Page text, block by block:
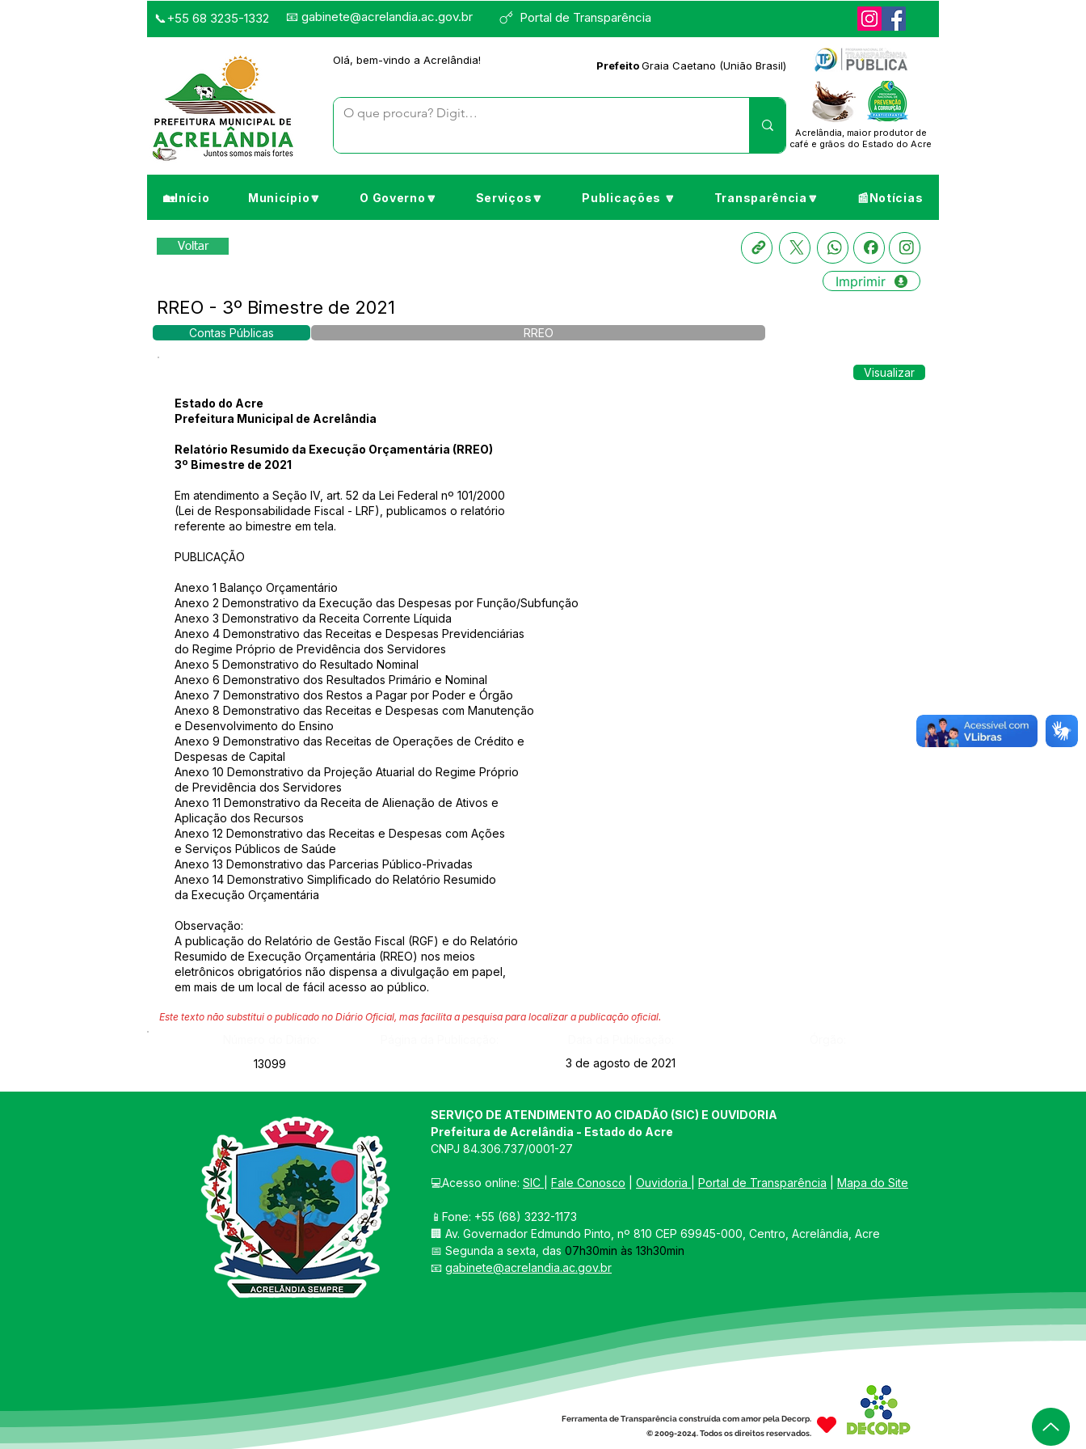
Portal de Transparência
📞+55 68 3235-1332 📧 gabinete@acrelandia.ac.gov.br
Olá, bem-vindo a Acrelândia! PrefeitoGraia Caetano (União Brasil)
Acrelândia, maior produtor de
café e grãos do Estado do Acre
🏡Início Município🔽 O Governo🔽 Serviços🔽 Publicações 🔽 Transparência🔽 📰Notícias
Voltar
Imprimir
RREO - 3º Bimestre de 2021
Contas Públicas RREO
Visualizar
Estado do Acre
Prefeitura Municipal de Acrelândia
Relatório Resumido da Execução Orçamentária (RREO)
3º Bimestre de 2021
Em atendimento a Seção IV, art. 52 da Lei Federal nº 101/2000
(Lei de Responsabilidade Fiscal - LRF), publicamos o relatório
referente ao bimestre em tela.
PUBLICAÇÃO
Anexo 1 Balanço Orçamentário
Anexo 2 Demonstrativo da Execução das Despesas por Função/Subfunção
Anexo 3 Demonstrativo da Receita Corrente Líquida
Anexo 4 Demonstrativo das Receitas e Despesas Previdenciárias
do Regime Próprio de Previdência dos Servidores
Anexo 5 Demonstrativo do Resultado Nominal
Anexo 6 Demonstrativo dos Resultados Primário e Nominal
Anexo 7 Demonstrativo dos Restos a Pagar por Poder e Órgão
Anexo 8 Demonstrativo das Receitas e Despesas com Manutenção
e Desenvolvimento do Ensino
Anexo 9 Demonstrativo das Receitas de Operações de Crédito e
Despesas de Capital
Anexo 10 Demonstrativo da Projeção Atuarial do Regime Próprio
de Previdência dos Servidores
Anexo 11 Demonstrativo da Receita de Alienação de Ativos e
Aplicação dos Recursos
Anexo 12 Demonstrativo das Receitas e Despesas com Ações
e Serviços Públicos de Saúde
Anexo 13 Demonstrativo das Parcerias Público-Privadas
Anexo 14 Demonstrativo Simplificado do Relatório Resumido
da Execução Orçamentária
Observação:
A publicação do Relatório de Gestão Fiscal (RGF) e do Relatório
Resumido de Execução Orçamentária (RREO) nos meios
eletrônicos obrigatórios não dispensa a divulgação em papel,
em mais de um local de fácil acesso ao público.
Este texto não substitui o publicado no Diário Oficial, mas facilita a pesquisa para localizar a publicação oficial.
13099
3 de agosto de 2021
SERVIÇO DE ATENDIMENTO AO CIDADÃO (SIC) E OUVIDORIA
Prefeitura de Acrelândia - Estado do Acre
CNPJ 84.306.737/0001-27
💻Acesso online: SIC Fale Conosco Ouvidoria Portal de Transparência Mapa do Site
📱Fone: +55 (68) 3232-1173
🏢 Av. Governador Edmundo Pinto, nº 810 CEP 69945-000, Centro, Acrelândia, Acre
📅 Segunda a sexta, das 07h30min às 13h30min
📧 gabinete@acrelandia.ac.gov.br
Ferramenta de Transparência construída com amor pela Decorp.
© 2009-2024. Todos os direitos reservados.